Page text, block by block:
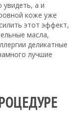
а и
коже уже
этот эффект,
масла,
деликатные
лучшие